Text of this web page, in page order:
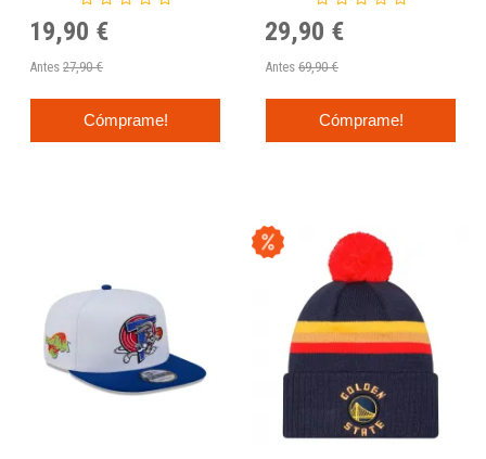
19,90 €
Antes 27,90 €
Cómprame!
29,90 €
Antes 69,90 €
Cómprame!